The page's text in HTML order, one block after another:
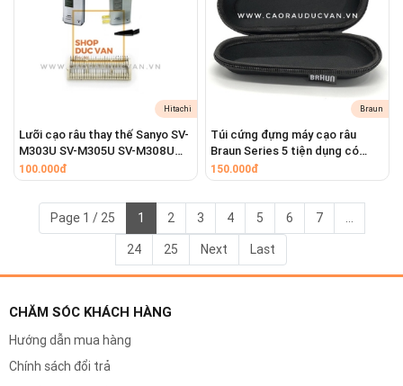
Hitachi
Lưỡi cạo râu thay thế Sanyo SV-
M303U SV-M305U SV-M308U
SV-M730 SV-M701
100.000đ
Braun
Túi cứng đựng máy cạo râu
Braun Series 5 tiện dụng có
khóa kéo mang theo du lịch
150.000đ
Page 1 / 25 1 2 3 4 5 6 7
24 25 Next Last
CHĂM SÓC KHÁCH HÀNG
Hướng dẫn mua hàng
Chính sách đổi trả